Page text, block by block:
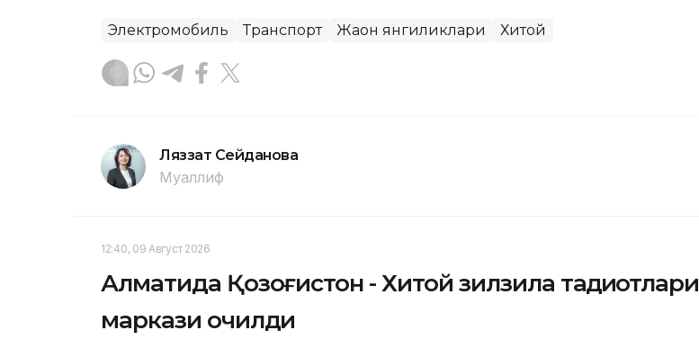
Электромобиль Транспорт Жаҳон янгиликлари Хитой
Ляззат Сейданова
Муаллиф
12:40, 09 Август 2026
Алматида Қозоғистон - Хитой зилзила тадқиқотлари
маркази очилди